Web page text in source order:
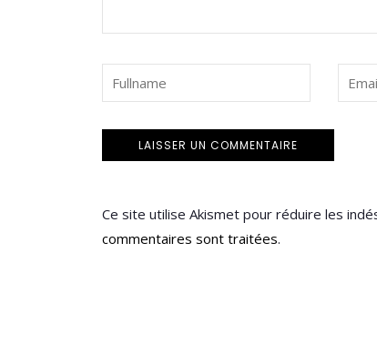
Ce site utilise Akismet pour réduire les
commentaires sont traitées.